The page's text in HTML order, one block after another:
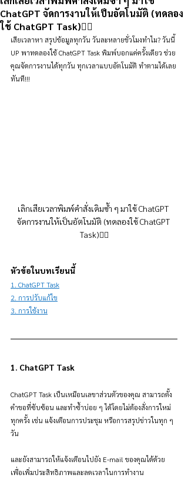
ChatGPT จัดการงานให้เป็นอัตโนมัติ (ทดลอง
ใช้ ChatGPT Task)👇🏻
เสียเวลาหา สรุปข้อมูลทุกวัน วันละหลายชั่วโมงทำไม? วันนี้
UP พาทดลองใช้ ChatGPT Task พิมพ์บอกแค่ครั้งเดียว ช่วย
คุณจัดการงานได้ทุกวัน ทุกเวลาแบบอัตโนมัติ ทำตามได้เลย
ทันที!!!
เลิกเสียเวลาพิมพ์คำสั่งเดิมซ้ำ ๆ มาใช้ ChatGPT
จัดการงานให้เป็นอัตโนมัติ (ทดลองใช้ ChatGPT
Task)👇🏻
หัวข้อในบทเรียนนี้
1. ChatGPT Task
2. การปรับแก้ไข
3. การใช้งาน
1. ChatGPT Task
ChatGPT Task เป็นเหมือนเลขาส่วนตัวของคุณ สามารถตั้ง
คำขอที่ซับซ้อน และทำซ้ำบ่อย ๆ ได้โดยไม่ต้องสั่งการใหม่
ทุกครั้ง เช่น แจ้งเตือนการประชุม หรือการสรุปข่าวในทุก ๆ
วัน
และยังสามารถให้แจ้งเตือนไปยัง E-mail ของคุณได้ด้วย
เพื่อเพิ่มประสิทธิภาพและลดเวลาในการทำงาน